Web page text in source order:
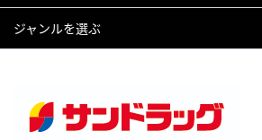
ジャンルを選ぶ